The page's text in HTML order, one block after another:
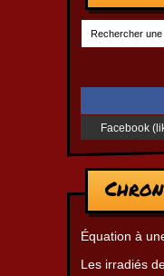
Facebook
Équation à
Les irradiés